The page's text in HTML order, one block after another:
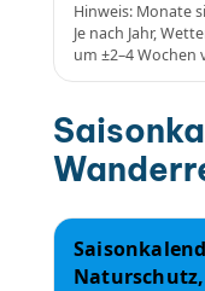
Hinweis: Monate
Je nach Jahr,
um ±2–4 Wochen